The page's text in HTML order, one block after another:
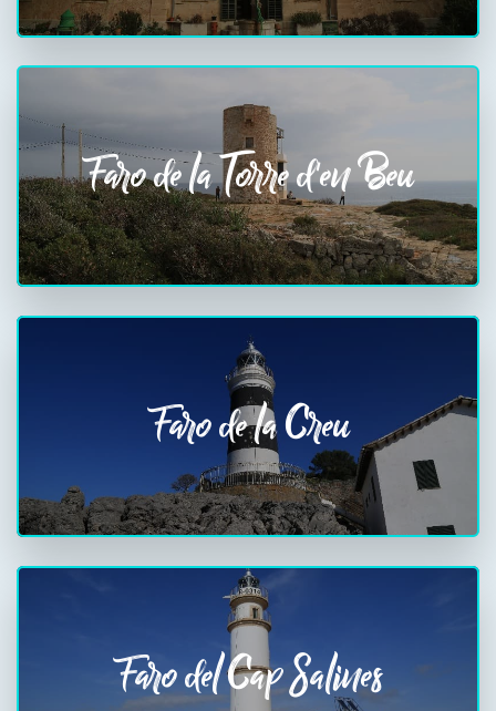
Faro de la Torre d'en Beu
Faro de la Creu
Faro del Cap Salines